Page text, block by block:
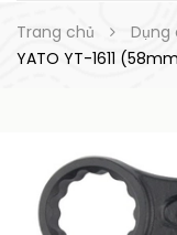
Trang chủ Dụng
YATO YT-1611